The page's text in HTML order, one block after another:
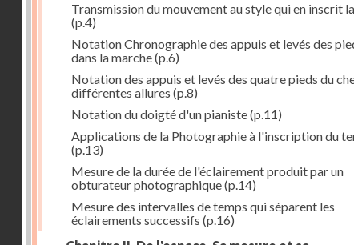
Transmission du mouvement au style qui en inscrit
(p.4)
Notation Chronographie des appuis et levés des
dans la marche(p.6)
Notation des appuis et levés des quatre pieds du
différentes allures (p.8)
Notation du doigté d'un pianiste(p.11)
Applications de la Photographie à l'inscription du
(p.13)
Mesure de la durée de l'éclairement produit par un
obturateur photographique(p.14)
Mesure des intervalles de temps qui séparent les
éclairements successifs (p.16)